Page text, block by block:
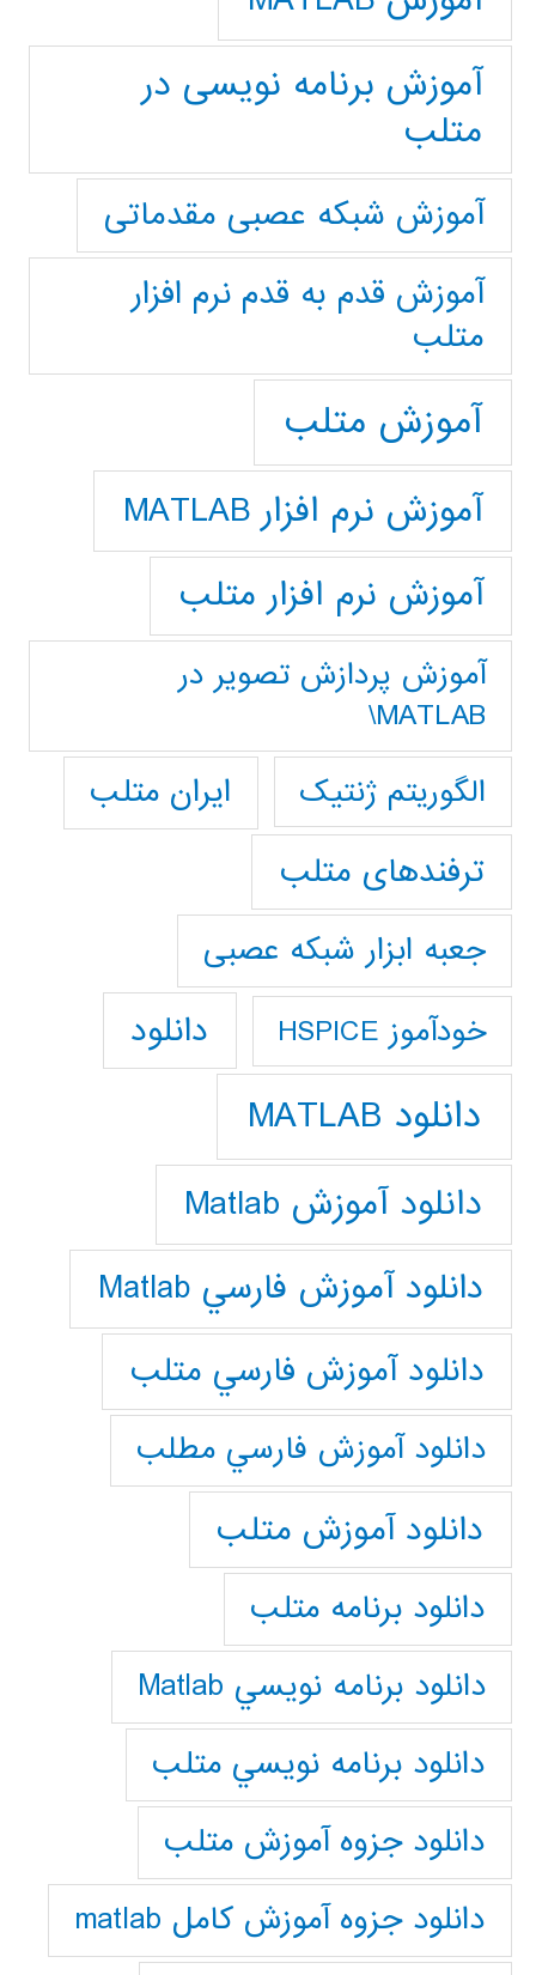
آموزش برنامه نویسی در
متلب
آموزش شبکه عصبی مقدماتی
آموزش قدم به قدم نرم افزار
متلب
آموزش متلب
آموزش نرم افزار MATLAB
آموزش نرم افزار متلب
آموزش پردازش تصوير در
MATLAB\
الگوریتم ژنتیک
ایران متلب
ترفندهای متلب
جعبه ابزار شبکه عصبی
خودآموز HSPICE دانلود
دانلود MATLAB
دانلود آموزش Matlab
دانلود آموزش فارسي Matlab
دانلود آموزش فارسي متلب
دانلود آموزش فارسي مطلب
دانلود آموزش متلب
دانلود برنامه متلب
دانلود برنامه نويسي Matlab
دانلود برنامه نويسي متلب
دانلود جزوه آموزش متلب
دانلود جزوه آموزش کامل matlab